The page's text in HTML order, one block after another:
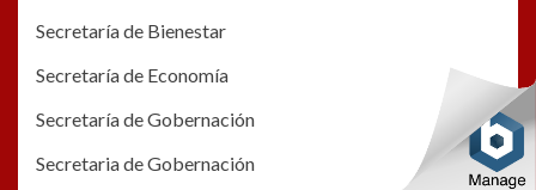
Secretaría de Bienestar
Secretaría de Economía
Secretaría de Gobernación
Secretaria de Gobernación